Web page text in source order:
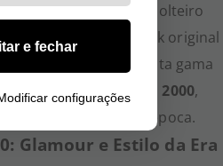
despedidas de solteiro
com um look original
oferecemos uma vasta gama
décadas de 1920 a 2000,
o espírito de cada época.
Glamour e Estilo da Era
e fechar
configurações